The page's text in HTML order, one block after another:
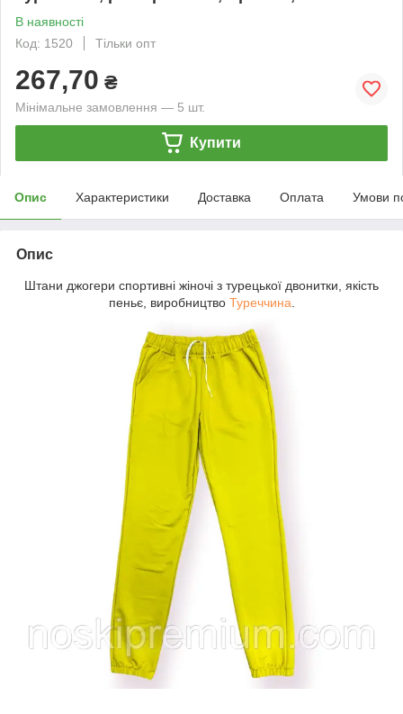
В наявності
Код: 1520
Тільки опт
267,70 ₴
Мінімальне замовлення — 5 шт.
Купити
Опис Характеристики Доставка Оплата Умови
Опис
Штани джогери спортивні жіночі з турецької двонитки, якість
пеньє, виробництво Туреччина